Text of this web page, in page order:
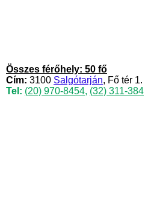
Összes férőhely: 50 fő
Cím: 3100 Salgótarján, Fő tér 1.
Tel: (20) 970-8454, (32) 311-384